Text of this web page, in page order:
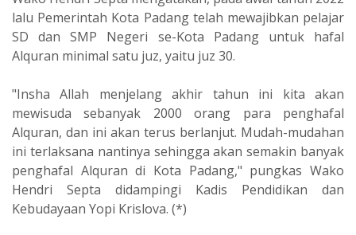
lalu Pemerintah Kota Padang telah mewajibkan pelajar
SD dan SMP Negeri se-Kota Padang untuk hafal
Alquran minimal satu juz, yaitu juz 30.
"Insha Allah menjelang akhir tahun ini kita akan
mewisuda sebanyak 2000 orang para penghafal
Alquran, dan ini akan terus berlanjut. Mudah-mudahan
ini terlaksana nantinya sehingga akan semakin banyak
penghafal Alquran di Kota Padang," pungkas Wako
Hendri Septa didampingi Kadis Pendidikan dan
Kebudayaan Yopi Krislova. (*)